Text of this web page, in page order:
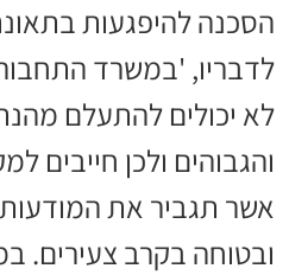
הסכנה להיפגעות
לדבריו, 'במשרד
לא יכולים להתעלם
והגבוהים ולכן חייבים
אשר תגביר את המודעות
ובטוחה בקרב צעירים.